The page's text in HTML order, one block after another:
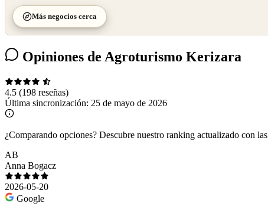
Más negocios cerca
Opiniones de Agroturismo Kerizara
4.5 (198 reseñas)
Última sincronización: 25 de mayo de 2026
¿Comparando opciones? Descubre nuestro ranking actualizado con las
AB
Anna Bogacz
2026-05-20
Google